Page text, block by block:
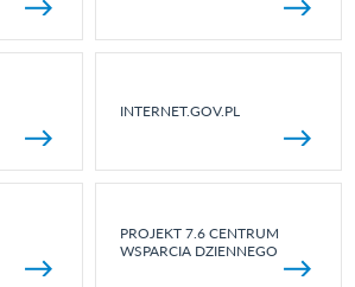
INTERNET.GOV.PL
PROJEKT 7.6 CENTRUM
WSPARCIA DZIENNEGO